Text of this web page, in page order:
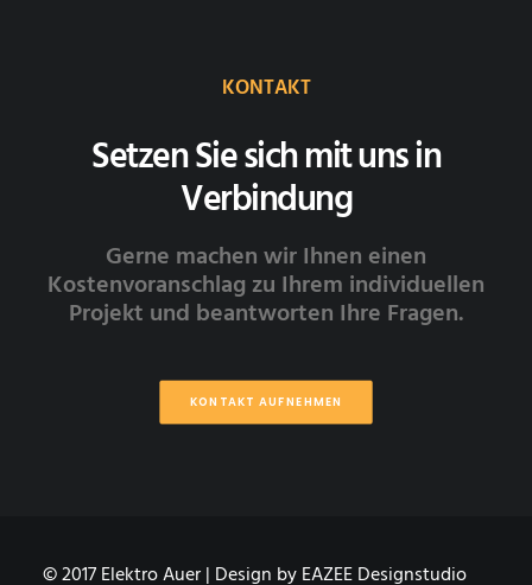
KONTAKT
Setzen Sie sich mit uns in
Verbindung
Gerne machen wir Ihnen einen
Kostenvoranschlag zu Ihrem individuellen
Projekt und beantworten Ihre Fragen.
KONTAKT AUFNEHMEN
© 2017 Elektro Auer | Design byEAZEE Designstudio